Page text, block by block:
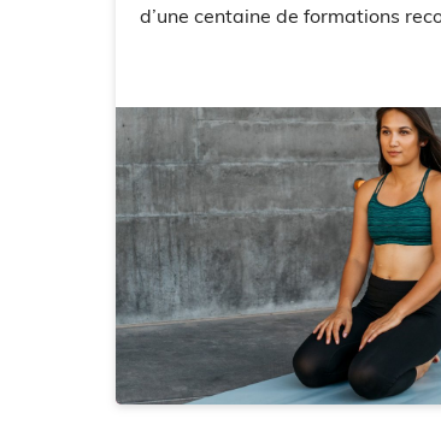
d’une centaine de formations